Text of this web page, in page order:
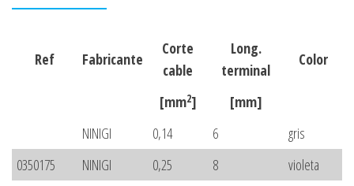
Ref Fabricante
Corte
cable
Long.
terminal
Color
[mm2]
[mm]
NINIGI
0,14 6
gris
0350175
NINIGI 0,25 8
violeta